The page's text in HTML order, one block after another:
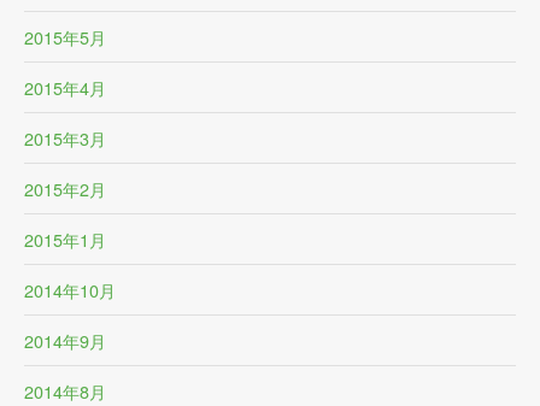
2015年5月
2015年4月
2015年3月
2015年2月
2015年1月
2014年10月
2014年9月
2014年8月